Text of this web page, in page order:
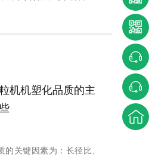
机机塑化品质的主
关键因素为：长径比、